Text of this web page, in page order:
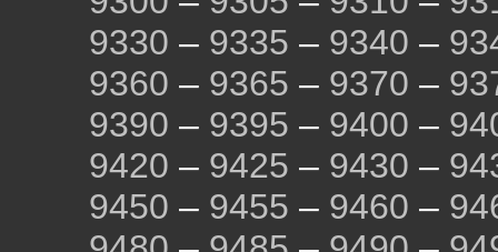
9330 – 9335 – 9340 –
9360 – 9365 – 9370 –
9390 – 9395 – 9400 –
9420 – 9425 – 9430 –
9450 – 9455 – 9460 –